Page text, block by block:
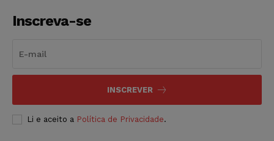
Inscreva-se
INSCREVER
Li e aceito a Política de Privacidade.